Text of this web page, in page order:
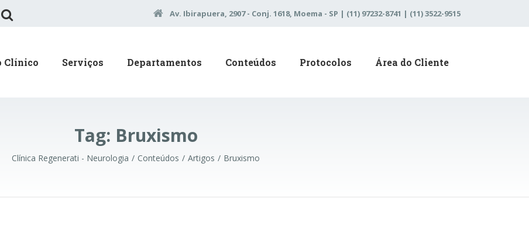
Av. Ibirapuera, 2907 - Conj. 1618, Moema - SP | (11) 97232-8741 | (11) 3522-9515
Clínico Serviços Departamentos Conteúdos Protocolos Área do Cliente
Tag: Bruxismo
Clínica Regenerati - Neurologia Conteúdos Artigos Bruxismo